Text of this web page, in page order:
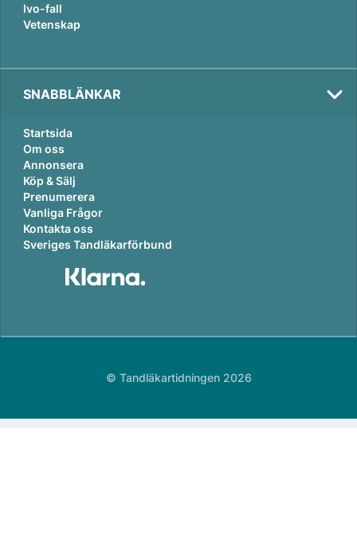
Ivo-fall
Vetenskap
SNABBLÄNKAR
Startsida
Om oss
Annonsera
Köp & Sälj
Prenumerera
Vanliga Frågor
Kontakta oss
Sveriges Tandläkarförbund
© Tandläkartidningen 2026